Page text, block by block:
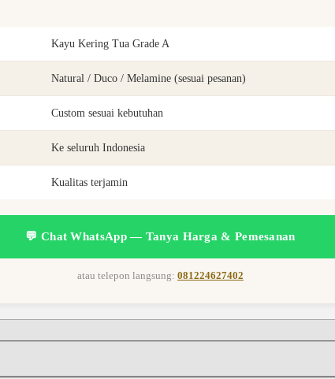
Kayu Kering Tua Grade A
Natural / Duco / Melamine (sesuai pesanan)
Custom sesuai kebutuhan
Ke seluruh Indonesia
Kualitas terjamin
💬 Chat WhatsApp — Tanya Harga & Pemesanan
atau telepon langsung: 081224627402